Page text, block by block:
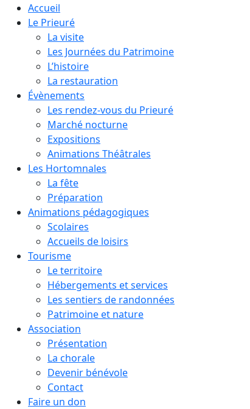
Accueil
Le Prieuré
La visite
Les Journées du Patrimoine
L’histoire
La restauration
Évènements
Les rendez-vous du Prieuré
Marché nocturne
Expositions
Animations Théâtrales
Les Hortomnales
La fête
Préparation
Animations pédagogiques
Scolaires
Accueils de loisirs
Tourisme
Le territoire
Hébergements et services
Les sentiers de randonnées
Patrimoine et nature
Association
Présentation
La chorale
Devenir bénévole
Contact
Faire un don